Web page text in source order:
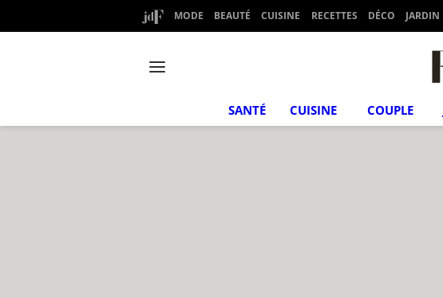
MODE BEAUTÉ CUISINE RECETTES DÉCO JARDIN
SANTÉ CUISINE COUPLE